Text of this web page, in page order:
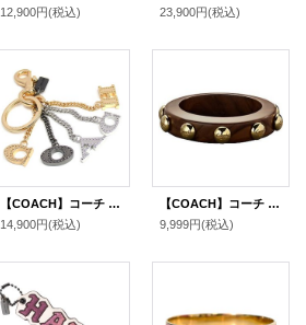
12,900円(税込)
23,900円(税込)
【COACH】コーチ メタル パーフォレーテッド コーチ ロゴ バッグチャーム キーリング キーホルダー マルチ（日本未発売）
14,900円(税込)
【COACH】コーチ ウッド グロメット バングル 〔日本未発売〕
9,999円(税込)